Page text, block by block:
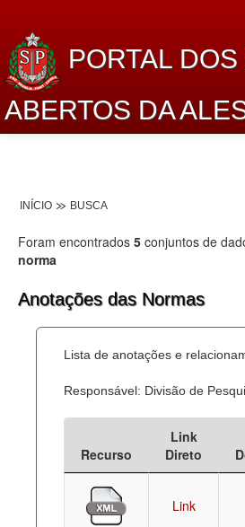
PORTAL
ABERTOS DA
Lei de Acesso à Informação
Dados Governamentais Abertos
Planejamento
Catálogo de dados
Processo Legislativo
Administração
Legislação
INÍCIO BUSCA
Foram encontrados 5 conjuntos de
norma
Anotações das Normas
Lista de anotações e
Responsável: Divisão de
Recurso
Link
Direto
Link